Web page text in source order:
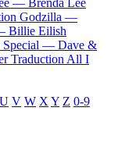
Godzilla —
Billie Eilish
Special — Dave &
Traduction All I
U V W X Y Z 0-9